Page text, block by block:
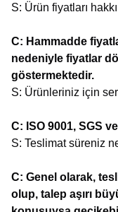
S: Ürün fiyatları
C: Hammadde
nedeniyle fiyatlar
göstermektedir.
S: Ürünleriniz için
C: ISO 9001, SGS
S: Teslimat süreniz
C: Genel olarak,
olup, talep aşırı